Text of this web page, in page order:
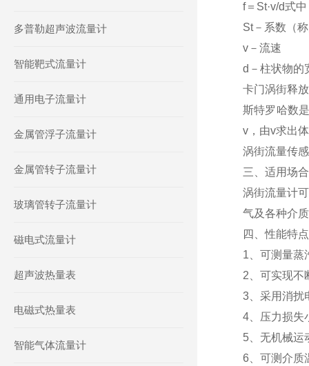
多普勒超声波流量计
智能靶式流量计
通用电子流量计
金属管浮子流量计
金属管转子流量计
玻璃管转子流量计
磁电式流量计
超声波热量表
电磁式热量表
智能气体流量计
f＝St·v/d式
St－系数（
v－流速
d－柱状物的
卡门涡街释
斯特罗哈数
v，由v求出
涡街流量传
三、适用场
涡街流量计
气及各种介
四、性能特
1、可测量蒸
2、可实现不
3、采用消扰
4、压力损失
5、无机械运
6、可测介